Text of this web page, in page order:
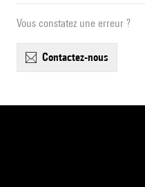
Vous constatez une erreur ?
contactez-nous